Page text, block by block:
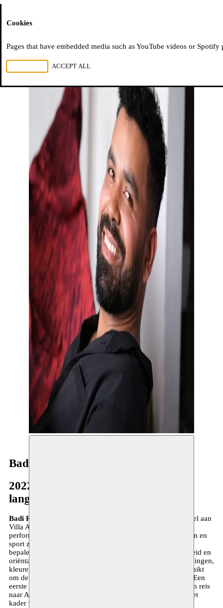
Badi Rezzak
2022–heden
langdurig traject
Badi Rezzak
woont en werkt in Brussel. Hij studeerde zowel aan
Villa Arson (Nice) als aan L’ERG ( Brussel), en werkt met
performance, beeldhouwkunst en schilderkunst. Het lichaam en
sport zijn de onderstromen die zijn praktijk en onderzoek
bepalen, gericht op het bevragen van noties als mannelijkheid en
oriëntalisme. Rezzak verzamelt gebaren, bewegingen, houdingen,
kleuren, stoffen en vormen, die hij zich toe-eigent en herschikt
om de associaties die ermee gepaard gaan te onderzoeken. Een
eerste presentatie van dit onderzoek, waarvoor Badi ook een reis
naar Algiers onderneemt, is gepland voor januari 2023 in het
kader van een expo bij V2Vingt in Brussel.
Cookies
Pages that have embedded media such as YouTube videos or
ACCEPT ALL